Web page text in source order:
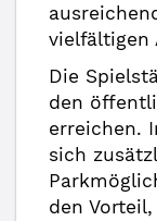
vielfältigen
Die
den
erreichen.
sich
den